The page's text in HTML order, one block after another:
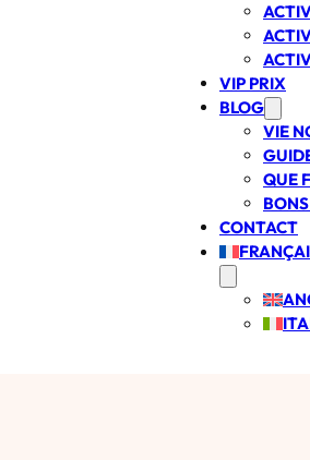
VIP PRIX
BLOG
VIE
QUE
CONTACT